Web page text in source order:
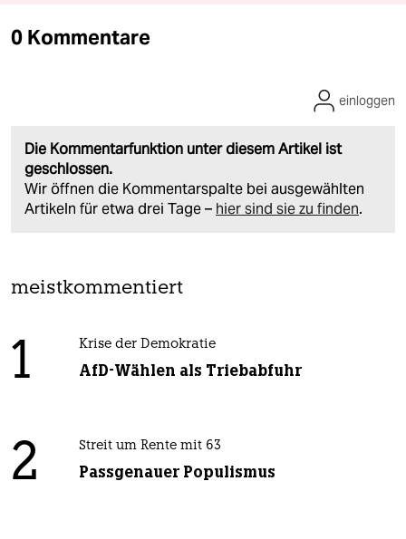
0 Kommentare
Die Kommentarfunktion unter diesem Artikel ist
geschlossen.
Wir öffnen die Kommentarspalte bei ausgewählten
Artikeln für etwa drei Tage – hier sind sie zu finden.
einloggen
meistkommentiert
1 Krise der Demokratie
AfD-Wählen als Triebabfuhr
2 Streit um Rente mit 63
Passgenauer Populismus